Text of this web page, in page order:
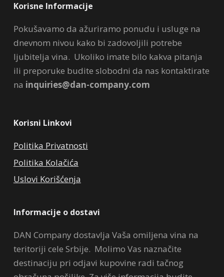
Korisne Informacije
Pokušavamo da ažuriramo ponudu i usluge na
dnevnom nivou kako bi zadovoljili potrebe
ljubitelja vina. Ukoliko imate bilo kakva pitanja
ili preporuke budite slobodni da nas kontaktirate
na inquiries@dan-company.com
Korisni Linkovi
Politika Privatnosti
Politika Kolačića
Uslovi Korišćenja
Informacije o dostavi
DAN Company dostavlja Vaša omiljena vina na
teritoriji cele Srbije. Molimo Vas naznačite
destinaciju pri odjavi kupovine radi tačnog